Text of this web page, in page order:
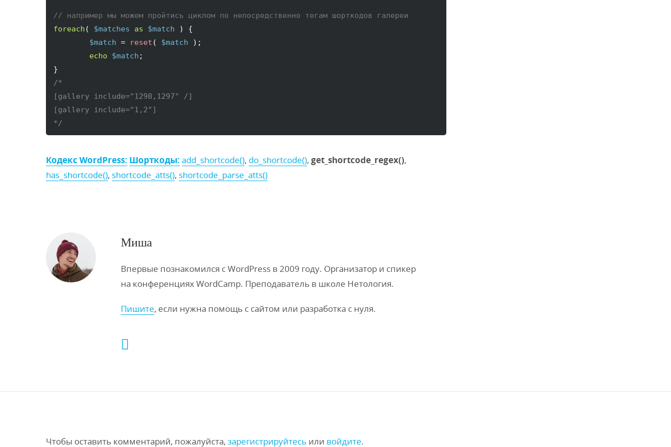
// например мы можем пройтись циклом по непосредственно тегам шорткодов галереи
foreach ( $matches as $match )
{
$match = reset ( $match ) ;
echo
$match
}
/*
[gallery include="1298,1297" /]
[gallery include="1,2"]
*/
Кодекс WordPress: Шорткоды: add_shortcode(), do_shortcode(), get_shortcode_regex(),
has_shortcode(), shortcode_atts(), shortcode_parse_atts()
Миша
Впервые познакомился с WordPress в 2009 году. Организатор и спикер
на конференциях WordCamp. Преподаватель в школе Нетология.
Пишите, если нужна помощь с сайтом или разработка с нуля.
Чтобы оставить комментарий, пожалуйста, зарегистрируйтесь или войдите.